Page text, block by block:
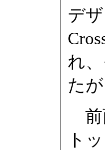
デ
れ
た
前
ト